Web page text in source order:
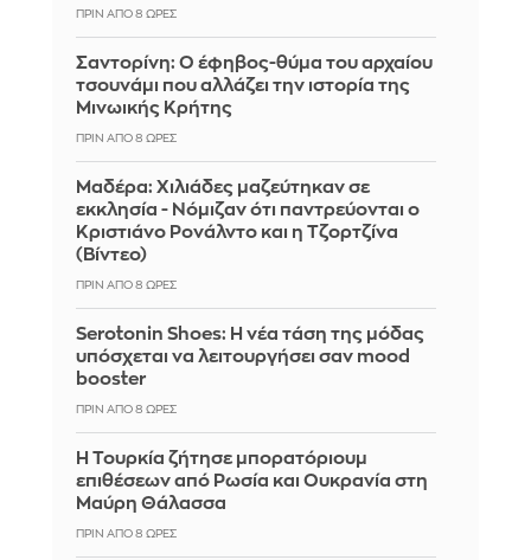
ΠΡΙΝ ΑΠΌ 8 ΏΡΕΣ
Σαντορίνη: Ο έφηβος-θύμα του αρχαίου
τσουνάμι που αλλάζει την ιστορία της
Μινωικής Κρήτης
ΠΡΙΝ ΑΠΌ 8 ΏΡΕΣ
Μαδέρα: Χιλιάδες μαζεύτηκαν σε
εκκλησία - Νόμιζαν ότι παντρεύονται ο
Κριστιάνο Ρονάλντο και η Τζορτζίνα
(Βίντεο)
ΠΡΙΝ ΑΠΌ 8 ΏΡΕΣ
Serotonin Shoes: Η νέα τάση της μόδας
υπόσχεται να λειτουργήσει σαν mood
booster
ΠΡΙΝ ΑΠΌ 8 ΏΡΕΣ
Η Τουρκία ζήτησε μπορατόριουμ
επιθέσεων από Ρωσία και Ουκρανία στη
Μαύρη Θάλασσα
ΠΡΙΝ ΑΠΌ 8 ΏΡΕΣ